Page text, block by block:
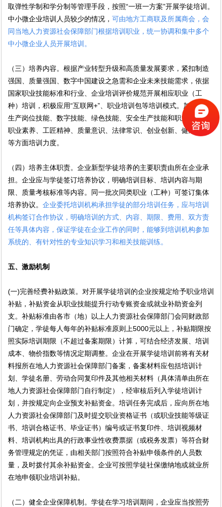
取弹性学制和学分制等管理手段，按照“一班一方案”开展学徒培训。
中小微企业培训人员较少的情况， 可由地方工商联及所属商会，会
同当地人力资源社会保障部门根据培训职业，统一协调和集中多个
中小微企业人员开展培训。
（三）培养内容。根据产业转型升级和高质量发展要求，紧扣制造
强国、质量强国、数字中国建设之急需和企业未来技能需求，依据
国家职业技能标准和行业、企业培训评价规范开展相应职业（工
种）培训，积极应用“互联网+”、职业培训包等培训模式。加大企业
生产岗位技能、数字技能、绿色技能、安全生产技能和职业道德、
职业素养、工匠精神、质量意识、法律常识、创业创新、健康卫生
等方面培训力度。
（四）培养主体职责。企业新型学徒培养的主要职责由所在企业承
担。企业应与学徒签订培养协议，明确培训目标、培训内容与期
限、质量考核标准等内容。同一批次同类职业（工种）可签订集体
培养协议。 企业委托培训机构承担学徒的部分培训任务，应与培训
机构签订合作协议，明确培训的方式、内容、期限、费用、双方责
任等具体内容，保证学徒在企业工作的同时，能够到培训机构参加
系统的、有针对性的专业知识学习和相关技能训练。
五、激励机制
(一)完善经费补贴政策。对开展学徒培训的企业按规定给予职业培训
补贴，补贴资金从职业技能提升行动专账资金或就业补助资金列
支。补贴标准由各市（地）以上人力资源社会保障部门会同财政部
门确定，学徒每人每年的补贴标准原则上5000元以上，补贴期限按
照实际培训期限（不超过备案期限）计算，可结合经济发展、培训
成本、物价指数等情况定期调整。企业在开展学徒培训前将有关材
料报所在地人力资源社会保障部门备案，备案材料应包括培训计
划、学徒名册、劳动合同复印件及其他相关材料（具体清单由所在
地人力资源社会保障部门自行制定），经审核后列入学徒培训计
划，并按规定向企业预支补贴资金。培训任务完成后，应向所在地
人力资源社会保障部门及时提交职业资格证书（或职业技能等级证
书、培训合格证书、毕业证书）编号或证书复印件、培训视频材
料、培训机构出具的行政事业性收费票据（或税务发票）等符合财
务管理规定的凭证，由相关部门按照符合补贴申领条件的人员数
量，及时拨付其余补贴资金。企业可按照学徒社保缴纳地或就业所
在地申领职业培训补贴。
（二）健全企业保障机制。学徒在学习培训期间，企业应当按照劳